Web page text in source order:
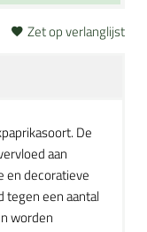
Zet op verlanglijst
De
aan
en decoratieve
tegen een aantal
worden